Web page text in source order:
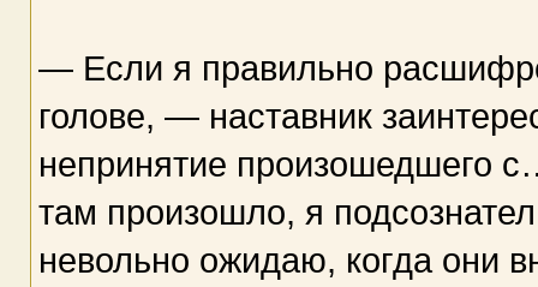
— Если я правильно
голове, — наставник
непринятие произошедшего
там произошло, я
невольно ожидаю, когда они